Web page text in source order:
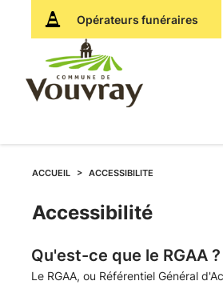
Opérateurs funéraires
ACCUEIL ACCESSIBILITE
Accessibilité
Qu'est-ce que le RGAA ?
Le RGAA, ou Référentiel Général